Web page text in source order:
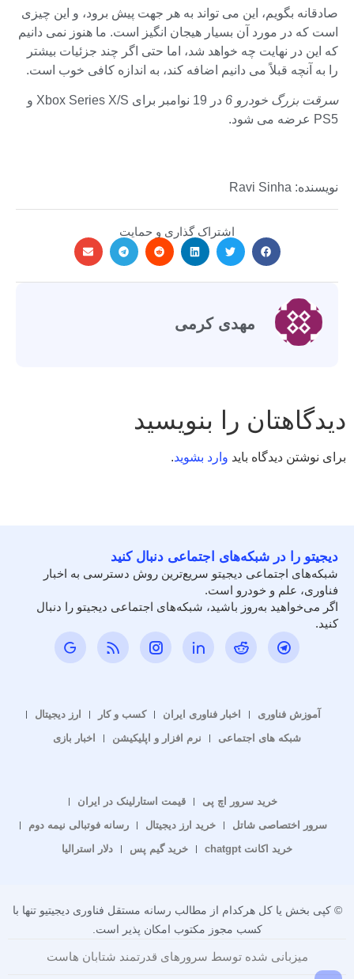
صادقانه بگویم، این می تواند به هر جهت پیش برود، و این چیزی
است که در مورد آن بسیار هیجان انگیز است. ما هنوز نمی دانیم
که این در نهایت چه خواهد شد، اما حتی اگر چند جزئیات بیشتر
را به آنچه قبلاً می دانیم اضافه کند، به اندازه کافی خوب است.
سرقت بزرگ خودرو 6
در 19 نوامبر برای Xbox Series X/S و
PS5 عرضه می شود.
نویسنده: Ravi Sinha
اشتراک گذاری و حمایت
مهدی کرمی
دیدگاهتان را بنویسید
برای نوشتن دیدگاه باید وارد بشوید.
دیجیتو را در شبکه‌های اجتماعی دنبال کنید
شبکه‌های اجتماعی دیجیتو سریع‌ترین روش دسترسی به اخبار
فناوری، علم و خودرو است.
اگر می‌خواهید به‌روز باشید، شبکه‌های اجتماعی دیجیتو را دنبال
کنید.
آموزش فناوری اخبار فناوری ایران کسب و کار
ارز دیجیتال
شبکه های اجتماعی
نرم افزار و اپلیکیشن اخبار بازی
خرید سرور اچ پی
قیمت استارلینک در ایران
سرور اختصاصی شاتل
خرید ارز دیجیتال
رسانه فوتبالی نیمه دوم
خرید اکانت chatgpt
خرید گیم پس دلار استرالیا
© کپی بخش یا کل هرکدام از مطالب رسانه مستقل فناوری دیجیتیو تنها با
کسب مجوز مکتوب امکان پذیر است.
میزبانی شده توسط سرورهای قدرتمند شتابان هاست